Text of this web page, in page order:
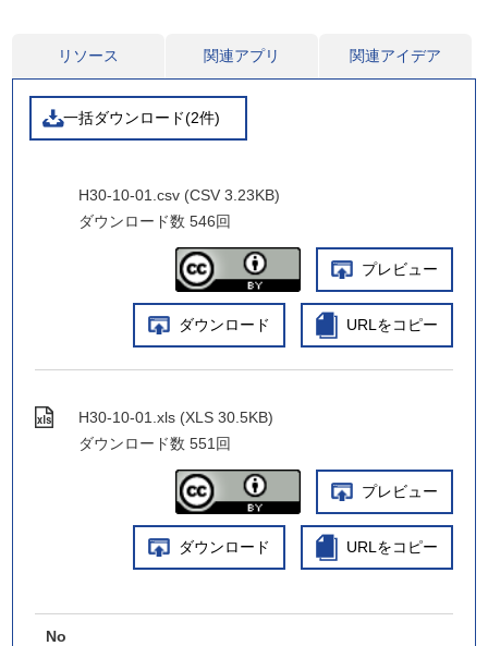
リソース 関連アプリ 関連アイデア
一括ダウンロード(2件)
H30-10-01.csv (CSV 3.23KB)
ダウンロード数 546回
プレビュー
ダウンロード URLをコピー
H30-10-01.xls (XLS 30.5KB)
ダウンロード数 551回
プレビュー
ダウンロード URLをコピー
No